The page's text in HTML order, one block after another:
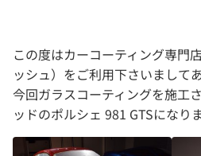
この度はカーコーティング専門
ッシュ）をご利用下さいまして
今回ガラスコーティングを施工
ッドのポルシェ 981 GTSになりま